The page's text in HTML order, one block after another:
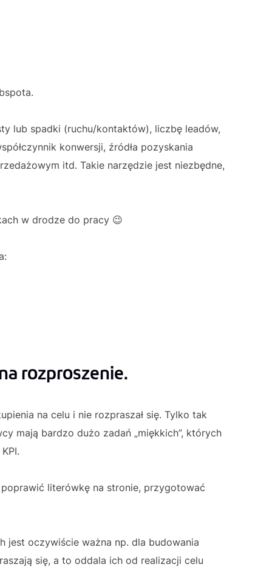
lub spadki (ruchu/kontaktów), liczbę leadów,
konwersji, źródła pozyskania
itd. Takie narzędzie jest niezbędne,
w drodze do pracy 😉
rozproszenie.
na celu i nie rozpraszał się. Tylko tak
mają bardzo dużo zadań „miękkich”, których
literówkę na stronie, przygotować
jest oczywiście ważna np. dla budowania
się, a to oddala ich od realizacji celu